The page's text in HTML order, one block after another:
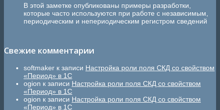
В этой заметке опубликованы примеры разработки,
которые часто используются при работе с независимым,
периодическим и непериодическим регистром сведений
Свежие комментарии
softmaker к записи Настройка роли поля СКД со свойством
«Период» в 1С
ogion к записи Настройка роли поля СКД со свойством
«Период» в 1С
ogion к записи Настройка роли поля СКД со свойством
«Период» в 1С